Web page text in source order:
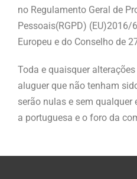
no Regulamento Geral de
Pessoais(RGPD)
Europeu e do Conselho de
Toda e quaisquer
aluguer que não tenham
serão nulas e sem qualquer
a portuguesa e o foro da